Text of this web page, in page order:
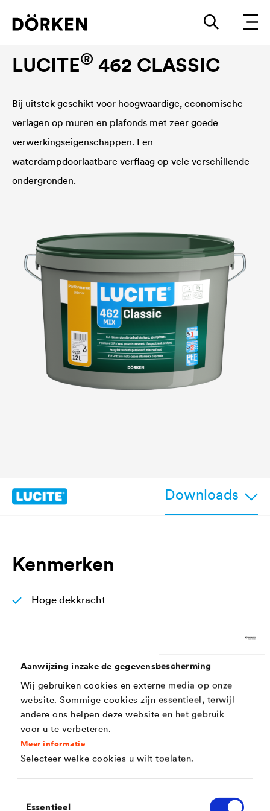
Aanwijzing inzake de gegevensbescherming
Wij gebruiken cookies en externe media op onze
website. Sommige cookies zijn essentieel, terwijl
andere ons helpen deze website en het gebruik
voor u te verbeteren.
Meer informatie
Selecteer welke cookies u wilt toelaten.
Essentieel
LUCITE® 462 CLASSIC
Bij uitstek geschikt voor hoogwaardige, economische
verlagen op muren en plafonds met zeer goede
verwerkingseigenschappen. Een
waterdampdoorlaatbare verflaag op vele verschillende
ondergronden.
Downloads
Kenmerken
Hoge dekkracht
Licht vullend, egaliseert Raufaserbehang
Emissiearm, zonder oplosmiddelen en
weekmakers
Licht vullend, egaliseert Raufaserbehang
Hoogwaardige oppervlakteafwerking
Waterdampdoorlatend
Hoog rendement in m²